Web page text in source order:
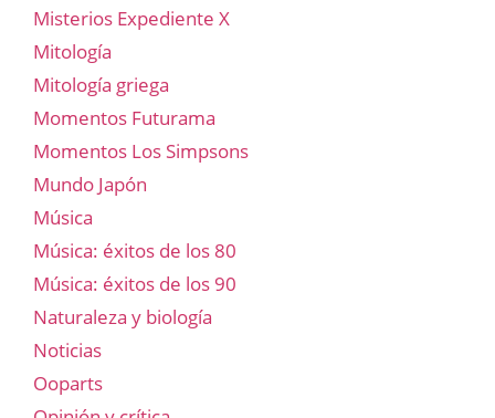
Misterios Expediente X
Mitología
Mitología griega
Momentos Futurama
Momentos Los Simpsons
Mundo Japón
Música
Música: éxitos de los 80
Música: éxitos de los 90
Naturaleza y biología
Noticias
Ooparts